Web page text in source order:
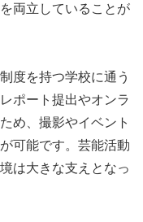
両立していることが
度を持つ学校に通う
ポート提出やオンラ
め、撮影やイベント
可能です。芸能活動
は大きな支えとなっ